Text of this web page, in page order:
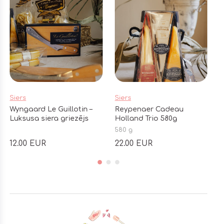
Siers
Wyngaard Le Guillotin –
Luksusa siera griezējs
12.00 EUR
Siers
Reypenaer Cadeau
Holland Trio 580g
580 g
22.00 EUR
Footer